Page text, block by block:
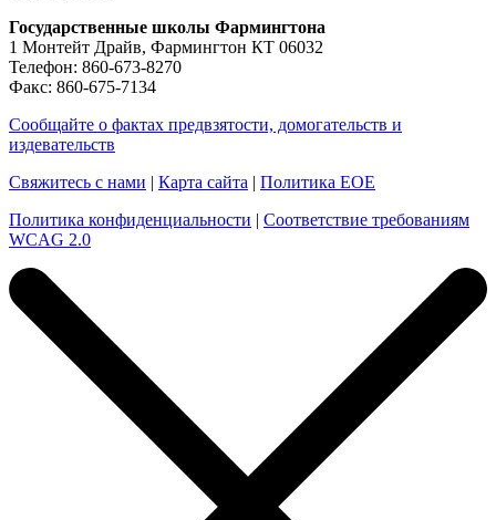
Государственные школы Фармингтона
1 Монтейт Драйв, Фармингтон КТ 06032
Телефон: 860-673-8270
Факс: 860-675-7134
Сообщайте о фактах предвзятости, домогательств и
издевательств
Свяжитесь с нами | Карта сайта | Политика EOE
Политика конфиденциальности | Соответствие требованиям
WCAG 2.0